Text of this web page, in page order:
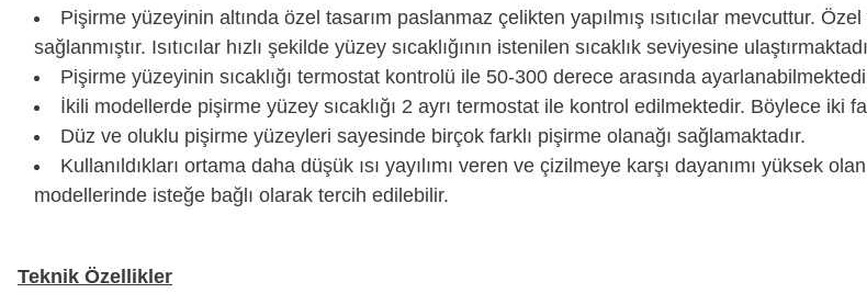
Pişirme yüzeyinin altında özel tasarım paslanmaz çelikten yapılmış ısıtıcılar mevcuttur.
sağlanmıştır. Isıtıcılar hızlı şekilde yüzey sıcaklığının istenilen sıcaklık seviyesine
Pişirme yüzeyinin sıcaklığı termostat kontrolü ile 50-300 derece arasında
İkili modellerde pişirme yüzey sıcaklığı 2 ayrı termostat ile kontrol edilmektedir. Böylece iki
Düz ve oluklu pişirme yüzeyleri sayesinde birçok farklı pişirme olanağı sağlamaktadır.
Kullanıldıkları ortama daha düşük ısı yayılımı veren ve çizilmeye karşı dayanımı yüksek
modellerinde isteğe bağlı olarak tercih edilebilir.
Teknik Özellikler